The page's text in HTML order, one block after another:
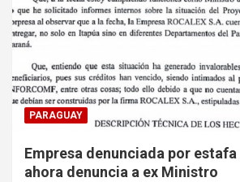
PARAGUAY
Empresa denunciada por
ahora denuncia a ex Ministro